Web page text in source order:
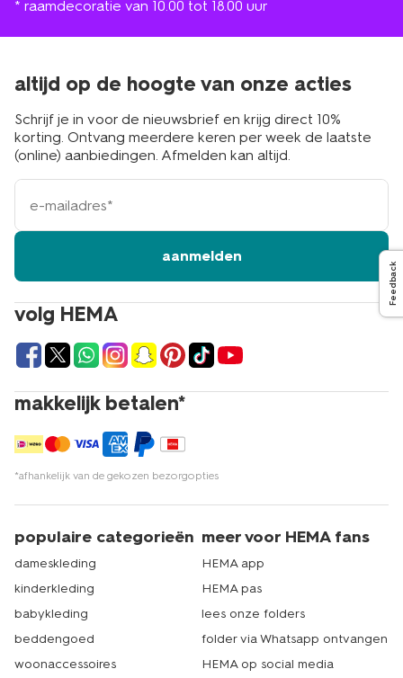
* raamdecoratie van 10.00 tot 18.00 uur
volg HEMA
makkelijk betalen*
*afhankelijk van de gekozen bezorgopties
altijd op de hoogte van onze acties
Schrijf je in voor de nieuwsbrief en krijg direct 10%
korting. Ontvang meerdere keren per week de laatste
(online) aanbiedingen. Afmelden kan altijd.
e-
mailadres
aanmelden
populaire categorieën
dameskleding
kinderkleding
babykleding
beddengoed
woonaccessoires
meer voor HEMA fans
HEMA app
HEMA pas
lees onze folders
folder via Whatsapp ontvangen
HEMA op social media
Feedback